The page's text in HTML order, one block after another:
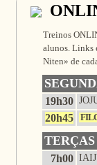
Treinos
alunos. Links
Niten» de
19h30
20h45
TERÇAS
7h00